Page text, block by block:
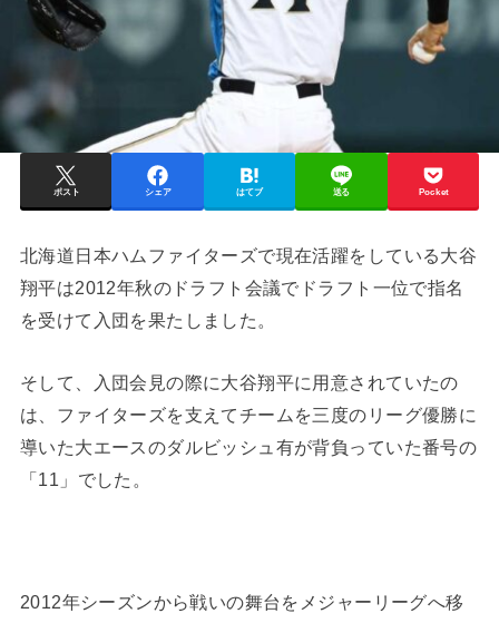
ポスト シェア はてブ 送る Pocket
北海道日本ハムファイターズで現在活躍をしている大谷
翔平は2012年秋のドラフト会議でドラフト一位で指名
を受けて入団を果たしました。
そして、入団会見の際に大谷翔平に用意されていたの
は、ファイターズを支えてチームを三度のリーグ優勝に
導いた大エースのダルビッシュ有が背負っていた番号の
「11」でした。
2012年シーズンから戦いの舞台をメジャーリーグへ移